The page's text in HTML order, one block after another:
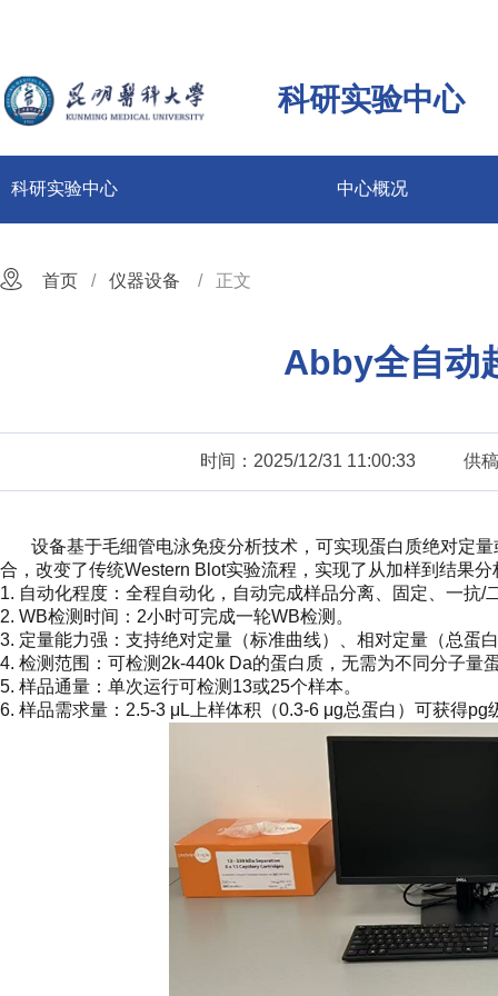
科研实验中心
科研实验中心 中心概况
首页 仪器设备 正文
Abby全自动
时间：2025/12/31 11:00:33 供
设备基于毛细管电泳免疫分析技术，可实现蛋白质绝对定量
合，改变了传统Western Blot实验流程，实现了从加样到结果
1. 自动化程度：全程自动化，自动完成样品分离、固定、一抗/
2. WB检测时间：2小时可完成一轮WB检测。
3. 定量能力强：支持绝对定量（标准曲线）、相对定量（总蛋
4. 检测范围：可检测2k-440k Da的蛋白质，无需为不同分子量
5. 样品通量：单次运行可检测13或25个样本。
6. 样品需求量：2.5-3 μL上样体积（0.3-6 μg总蛋白）可获得pg